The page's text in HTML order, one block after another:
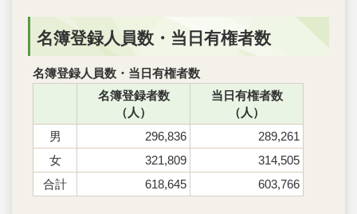
名簿登録人員数・当日有権者数
名簿登録人員数・当日有権者数
名簿登録者数
（人）
当日有権者数
（人）
男
296,836
289,261
女
321,809
314,505
合計
618,645 603,766